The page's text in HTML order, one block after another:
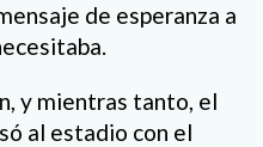
de esperanza a
y mientras tanto, el
al estadio con el